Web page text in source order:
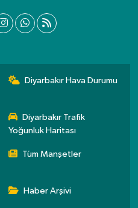
Diyarbakır Hava Durumu
Diyarbakır Trafik
Yoğunluk Haritası
Tüm Manşetler
Haber Arşivi